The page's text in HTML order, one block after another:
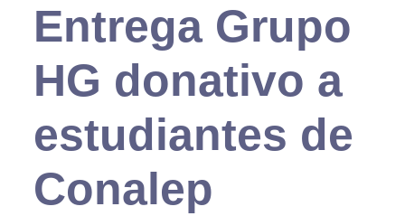
Entrega Grupo
HG donativo a
estudiantes de
Conalep